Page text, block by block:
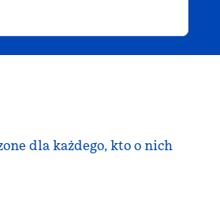
dla każdego, kto o nich